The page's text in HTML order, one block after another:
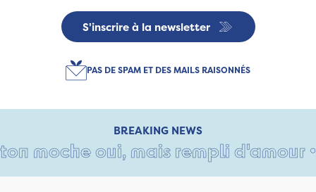
S'inscrire à la newsletter
PAS DE SPAM ET DES MAILS RAISONNÉS
BREAKING NEWS
oui, mais rempli d'amour •